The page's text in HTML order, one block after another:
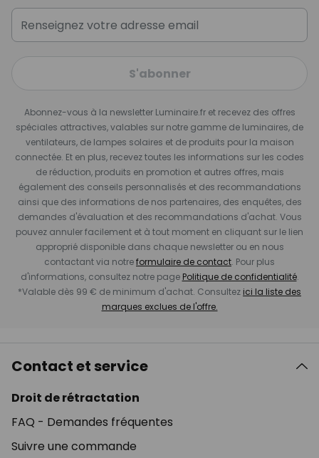
S'abonner
Abonnez-vous à la newsletter Luminaire.fr et recevez des offres
spéciales attractives, valables sur notre gamme de luminaires, de
ventilateurs, de lampes solaires et de produits pour la maison
connectée. Et en plus, recevez toutes les informations sur les codes
de réduction, produits en promotion et autres offres, mais
également des conseils personnalisés et des recommandations
ainsi que des informations de nos partenaires, des enquêtes, des
demandes d'évaluation et des recommandations d'achat. Vous
pouvez annuler facilement et à tout moment en cliquant sur le lien
approprié disponible dans chaque newsletter ou en nous
contactant via notreformulaire de contact. Pour plus
d'informations, consultez notre page Politique de confidentialité.
*Valable dès 99 € de minimum d'achat. Consultez ici la liste des
marques exclues de l'offre.
Contact et service
Droit de rétractation
FAQ - Demandes fréquentes
Suivre une commande